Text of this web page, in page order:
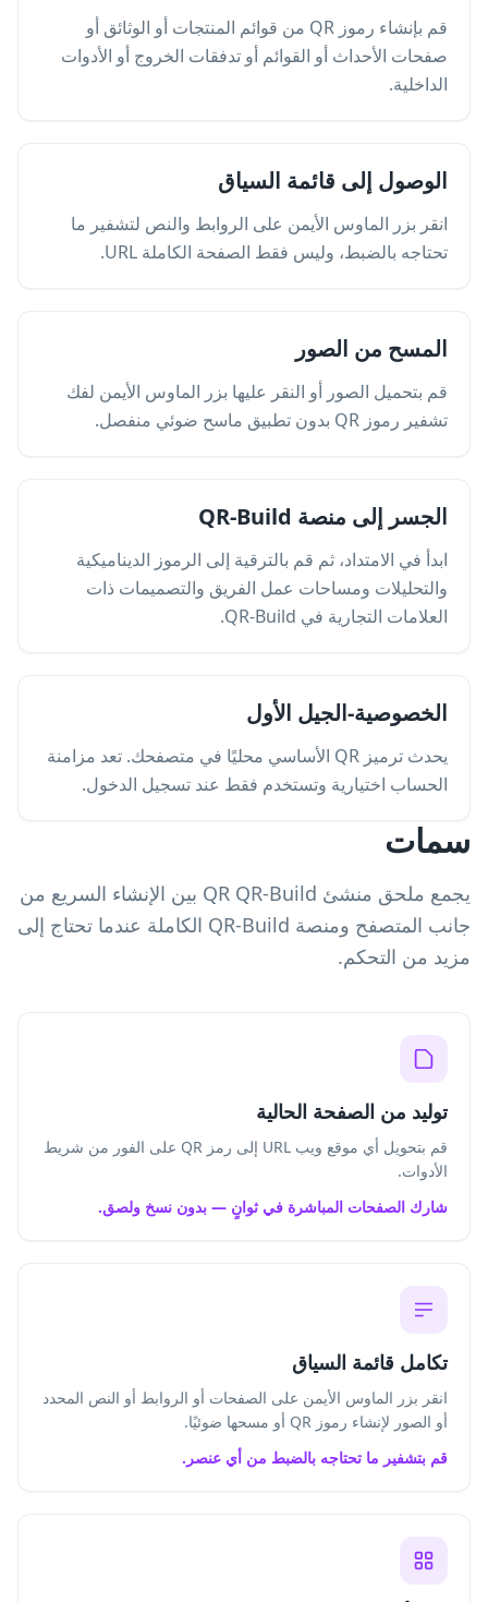
قم بإنشاء رموز QR من قوائم المنتجات أو الوثائق أو
صفحات الأحداث أو القوائم أو تدفقات الخروج أو الأدوات
الداخلية.
الوصول إلى قائمة السياق
انقر بزر الماوس الأيمن على الروابط والنص لتشفير ما
تحتاجه بالضبط، وليس فقط الصفحة الكاملة URL.
المسح من الصور
قم بتحميل الصور أو النقر عليها بزر الماوس الأيمن لفك
تشفير رموز QR بدون تطبيق ماسح ضوئي منفصل.
الجسر إلى منصة QR-Build
ابدأ في الامتداد، ثم قم بالترقية إلى الرموز الديناميكية
والتحليلات ومساحات عمل الفريق والتصميمات ذات
العلامات التجارية في QR-Build.
الخصوصية-الجيل الأول
يحدث ترميز QR الأساسي محليًا في متصفحك. تعد مزامنة
الحساب اختيارية وتستخدم فقط عند تسجيل الدخول.
سمات
يجمع ملحق منشئ QR QR-Build بين الإنشاء السريع من
جانب المتصفح ومنصة QR-Build الكاملة عندما تحتاج إلى
مزيد من التحكم.
توليد من الصفحة الحالية
قم بتحويل أي موقع ويب URL إلى رمز QR على الفور من شريط
الأدوات.
شارك الصفحات المباشرة في ثوانٍ — بدون نسخ ولصق.
تكامل قائمة السياق
انقر بزر الماوس الأيمن على الصفحات أو الروابط أو النص المحدد
أو الصور لإنشاء رموز QR أو مسحها ضوئيًا.
قم بتشفير ما تحتاجه بالضبط من أي عنصر.